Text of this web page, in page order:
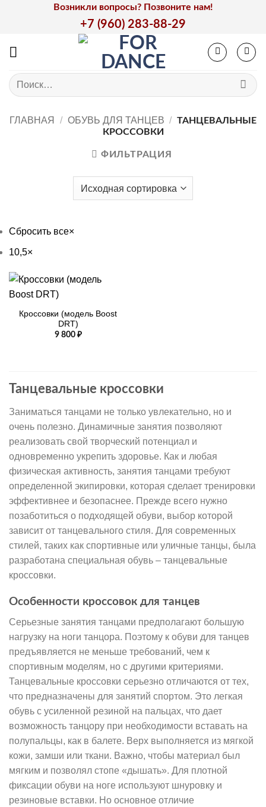
Возникли вопросы? Позвоните нам!
+7 (960) 283-88-29
Искать:
ГЛАВНАЯ / ОБУВЬ ДЛЯ ТАНЦЕВ / ТАНЦЕВАЛЬНЫЕ
КРОССОВКИ
ФИЛЬТРАЦИЯ
Сбросить все×
10,5×
Кроссовки (модель Boost
DRT)
9 800 ₽
Танцевальные кроссовки
Заниматься танцами не только увлекательно, но и
очень полезно. Динамичные занятия позволяют
реализовать свой творческий потенциал и
одновременно укрепить здоровье. Как и любая
физическая активность, занятия танцами требуют
определенной экипировки, которая сделает тренировки
эффективнее и безопаснее. Прежде всего нужно
позаботиться о подходящей обуви, выбор которой
зависит от танцевального стиля. Для современных
стилей, таких как спортивные или уличные танцы, была
разработана специальная обувь – танцевальные
кроссовки.
Особенности кроссовок для танцев
Серьезные занятия танцами предполагают большую
нагрузку на ноги танцора. Поэтому к обуви для танцев
предъявляется не меньше требований, чем к
спортивным моделям, но с другими критериями.
Танцевальные кроссовки серьезно отличаются от тех,
что предназначены для занятий спортом. Это легкая
обувь с усиленной резиной на пальцах, что дает
возможность танцору при необходимости вставать на
полупальцы, как в балете. Верх выполняется из мягкой
кожи, замши или ткани. Важно, чтобы материал был
мягким и позволял стопе «дышать». Для плотной
фиксации обуви на ноге используют шнуровку и
резиновые вставки. Но основное отличие